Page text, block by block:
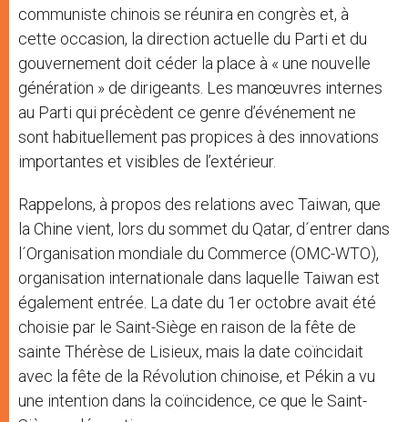
communiste chinois se réunira en congrès et, à
cette occasion, la direction actuelle du Parti et du
gouvernement doit céder la place à « une nouvelle
génération » de dirigeants. Les manœuvres internes
au Parti qui précèdent ce genre d’événement ne
sont habituellement pas propices à des innovations
importantes et visibles de l’extérieur.
Rappelons, à propos des relations avec Taiwan, que
la Chine vient, lors du sommet du Qatar, d´entrer dans
l´Organisation mondiale du Commerce (OMC-WTO),
organisation internationale dans laquelle Taiwan est
également entrée. La date du 1er octobre avait été
choisie par le Saint-Siège en raison de la fête de
sainte Thérèse de Lisieux, mais la date coïncidait
avec la fête de la Révolution chinoise, et Pékin a vu
une intention dans la coïncidence, ce que le Saint-